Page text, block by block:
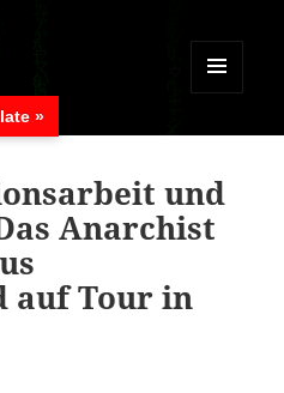
MENÜ
WIDGETS
und
Anarchist
auf Tour in
»